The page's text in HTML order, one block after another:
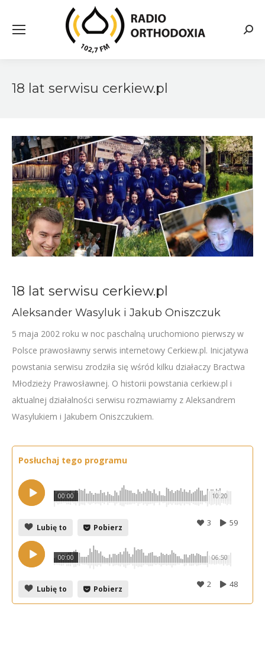
18 lat serwisu cerkiew.pl
18 lat serwisu cerkiew.pl
Aleksander Wasyluk i Jakub Oniszczuk
5 maja 2002 roku w noc paschalną uruchomiono pierwszy w
Polsce prawosławny serwis internetowy Cerkiew.pl. Inicjatywa
powstania serwisu zrodziła się wśród kilku działaczy Bractwa
Młodzieży Prawosławnej. O historii powstania cerkiew.pl i
aktualnej działalności serwisu rozmawiamy z Aleksandrem
Wasylukiem i Jakubem Oniszczukiem.
Posłuchaj tego programu
10:20
00:00
Lubię to Pobierz 59
3
06:50
00:00
Lubię to Pobierz 48
2